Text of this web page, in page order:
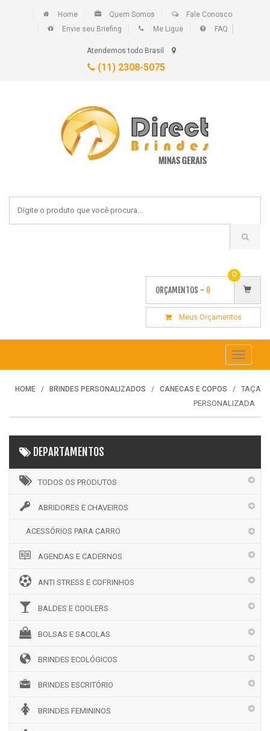
Home Quem Somos
Fale Conosco
Envie seu Briefing
Me Ligue FAQ
Atendemos todo Brasil
(11) 2308-5075
ORÇAMENTOS - 0
0
Meus Orçamentos
Toggle
HOME BRINDES PERSONALIZADOS CANECAS E COPOS
TAÇA
PERSONALIZADA
DEPARTAMENTOS
TODOS OS PRODUTOS
ABRIDORES E CHAVEIROS
ACESSÓRIOS PARA CARRO
AGENDAS E CADERNOS
ANTI STRESS E COFRINHOS
BALDES E COOLERS
BOLSAS E SACOLAS
BRINDES ECOLÓGICOS
BRINDES ESCRITÓRIO
BRINDES FEMININOS